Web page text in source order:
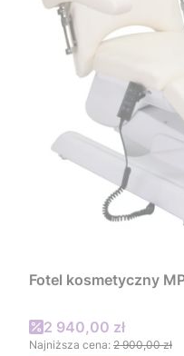
Fotel kosmetyczny
Cena promocyjna
2 940,00 zł
Najniższa cena: 2 900,00 zł